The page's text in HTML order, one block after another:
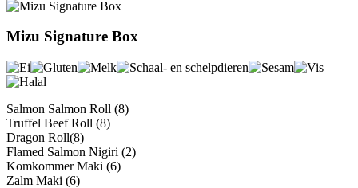
Mizu Signature Box
Salmon Salmon Roll (8)
Truffel Beef Roll (8)
Dragon Roll(8)
Flamed Salmon Nigiri (2)
Komkommer Maki (6)
Zalm Maki (6)